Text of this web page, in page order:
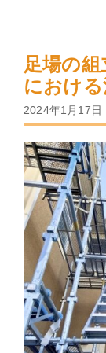
足場の
における
2024年1月17日